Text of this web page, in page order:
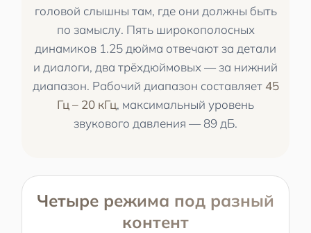
головой слышны там, где они должны быть
по замыслу. Пять широкополосных
динамиков 1.25 дюйма отвечают за детали
и диалоги, два трёхдюймовых — за нижний
диапазон. Рабочий диапазон составляет 45
Гц – 20 кГц, максимальный уровень
звукового давления — 89 дБ.
Четыре режима под разный
контент